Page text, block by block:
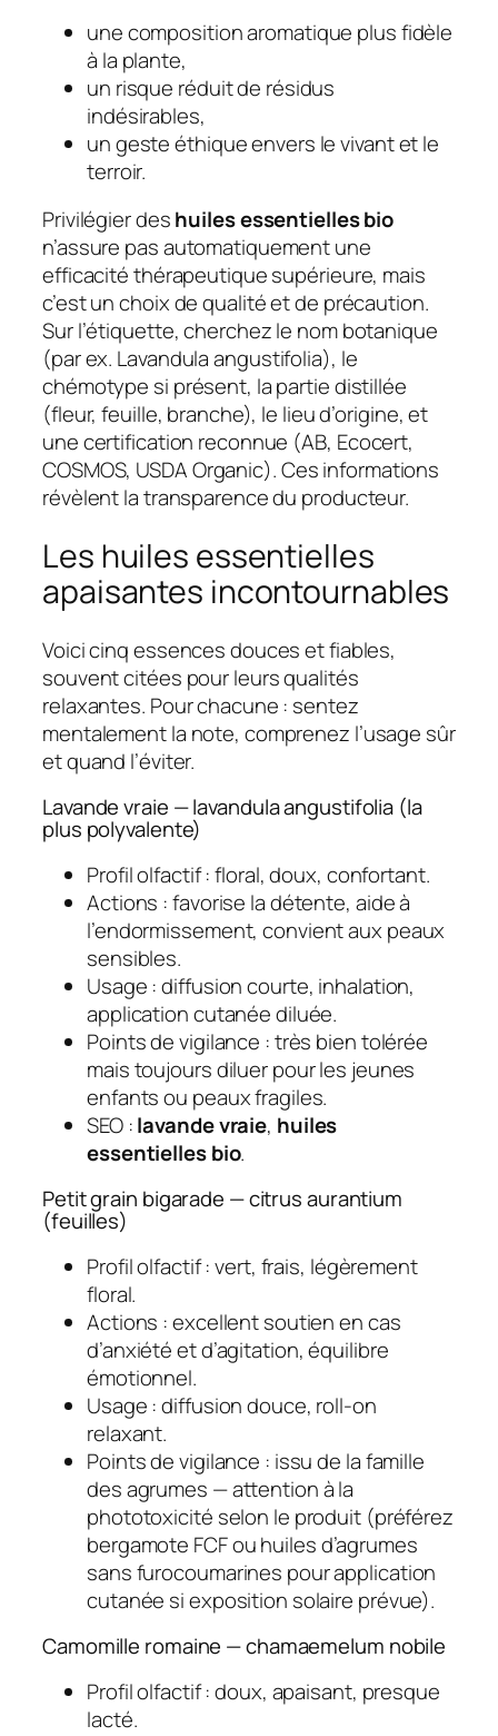
une composition aromatique plus fidèle
à la plante,
un risque réduit de résidus
indésirables,
un geste éthique envers le vivant et le
terroir.
Privilégier deshuiles essentielles bio
n’assure pas automatiquement une
efficacité thérapeutique supérieure, mais
c’est un choix de qualité et de précaution.
Sur l’étiquette, cherchez le nom botanique
(par ex. Lavandula angustifolia), le
chémotype si présent, la partie distillée
(fleur, feuille, branche), le lieu d’origine, et
une certification reconnue (AB, Ecocert,
COSMOS, USDA Organic). Ces informations
révèlent la transparence du producteur.
Les huiles essentielles
apaisantes incontournables
Voici cinq essences douces et fiables,
souvent citées pour leurs qualités
relaxantes. Pour chacune : sentez
mentalement la note, comprenez l’usage sûr
et quand l’éviter.
Lavande vraie — lavandula angustifolia (la
plus polyvalente)
Profil olfactif : floral, doux, confortant.
Actions : favorise la détente, aide à
l’endormissement, convient aux peaux
sensibles.
Usage : diffusion courte, inhalation,
application cutanée diluée.
Points de vigilance : très bien tolérée
mais toujours diluer pour les jeunes
enfants ou peaux fragiles.
SEO :lavande vraie, huiles
essentielles bio.
Petit grain bigarade — citrus aurantium
(feuilles)
Profil olfactif : vert, frais, légèrement
floral.
Actions : excellent soutien en cas
d’anxiété et d’agitation, équilibre
émotionnel.
Usage : diffusion douce, roll-on
relaxant.
Points de vigilance : issu de la famille
des agrumes — attention à la
phototoxicité selon le produit (préférez
bergamote FCFou huiles d’agrumes
sans furocoumarines pour application
cutanée si exposition solaire prévue).
Camomille romaine — chamaemelum nobile
Profil olfactif : doux, apaisant, presque
lacté.